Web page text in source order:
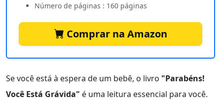
Número de páginas : 160 páginas
Comprar na Amazon
Se você está à espera de um bebê, o livro "Parabéns!
Você Está Grávida" é uma leitura essencial para você.